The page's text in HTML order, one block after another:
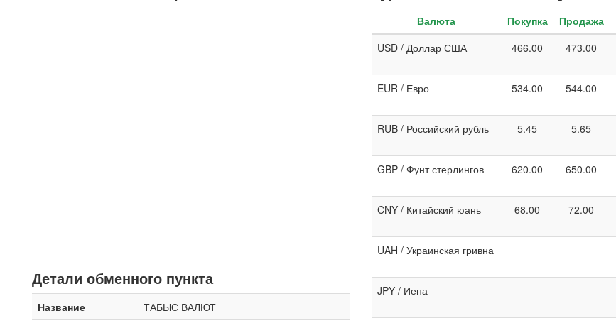
Детали обменного пункта
Название
ТАБЫС ВАЛЮТ
Валюта Покупка Продажа
USD / Доллар США
466.00 473.00
EUR / Евро
534.00 544.00
RUB / Российский рубль
5.45 5.65
GBP / Фунт стерлингов
620.00 650.00
CNY / Китайский юань
68.00 72.00
UAH / Украинская гривна
JPY / Иена